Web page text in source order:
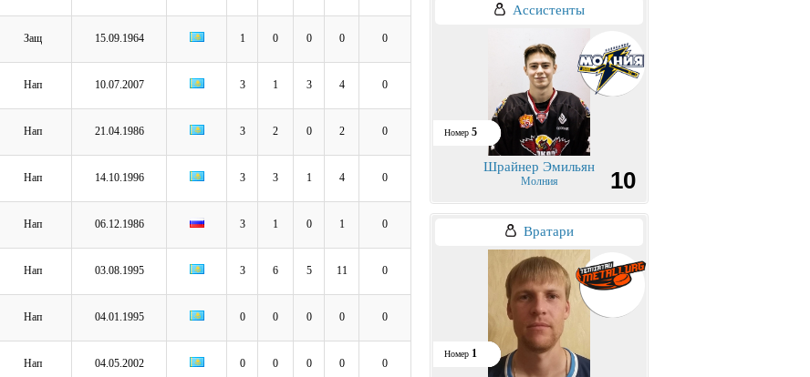
Защ 15.09.1964 1 0 0 0 0
Нап 10.07.2007 3 1 3 4 0
Нап 21.04.1986 3 2 0 2 0
Нап 14.10.1996 3 3 1 4 0
Нап 06.12.1986 3 1 0 1 0
Нап 03.08.1995 3 6 5 11 0
Нап 04.01.1995 0 0 0 0 0
Нап 04.05.2002 0 0 0 0 0
Ассистенты
Номер 5
Шрайнер Эмильян
Молния 10
Вратари
Номер 1